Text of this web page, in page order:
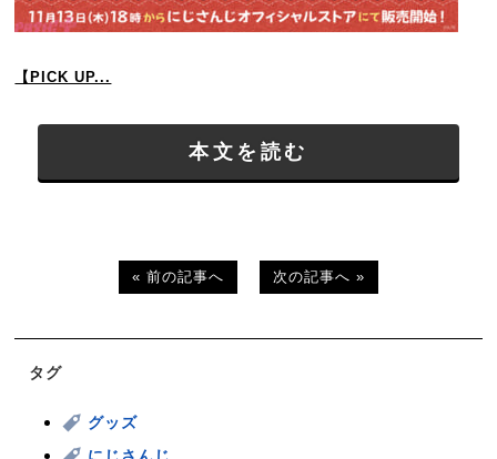
【PICK UP...
本文を読む
« 前の記事へ 次の記事へ »
タグ
グッズ
にじさんじ